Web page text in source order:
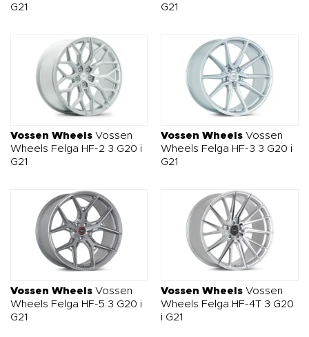
G21
G21
Vossen Wheels Vossen
Wheels Felga HF-2 3 G20 i
G21
Vossen Wheels Vossen
Wheels Felga HF-3 3 G20 i
G21
Vossen Wheels Vossen
Wheels Felga HF-5 3 G20 i
G21
Vossen Wheels Vossen
Wheels Felga HF-4T 3 G20
i G21